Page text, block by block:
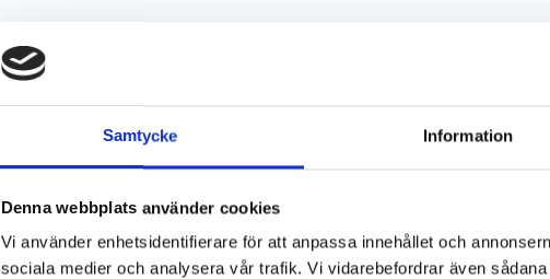
Samtycke Information
Denna webbplats använder cookies
Vi använder enhetsidentifierare för att anpassa innehållet och
sociala medier och analysera vår trafik. Vi vidarebefordrar även